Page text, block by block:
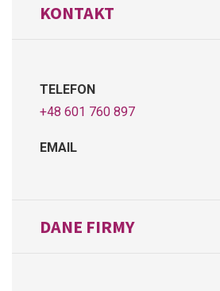
KONTAKT
TELEFON
+48 601 760 897
EMAIL
DANE FIRMY